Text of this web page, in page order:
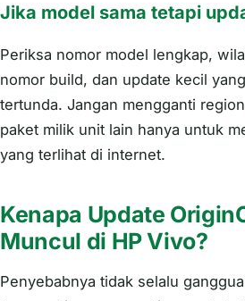
Jika model sama tetapi
Periksa nomor model lengkap,
nomor build, dan update kecil
tertunda. Jangan mengganti
paket milik unit lain hanya untuk
yang terlihat di internet.
Kenapa Update
Muncul di HP Vivo?
Penyebabnya tidak selalu